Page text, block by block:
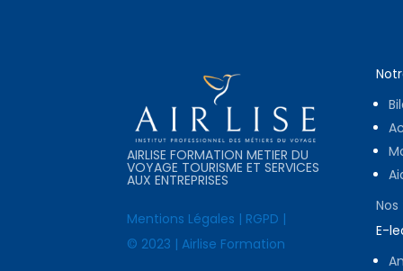
AIRLISE FORMATION METIER DU
VOYAGE TOURISME ET SERVICES
AUX ENTREPRISES
Mentions Légales | RGPD |
© 2023 | Airlise Formation
E-